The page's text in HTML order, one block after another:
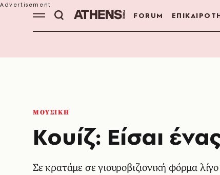
FORUM
ΜΟΥΣΙΚΗ
Κουίζ: Είσαι
Σε κρατάμε σε γιουροβιζιονική φόρμα